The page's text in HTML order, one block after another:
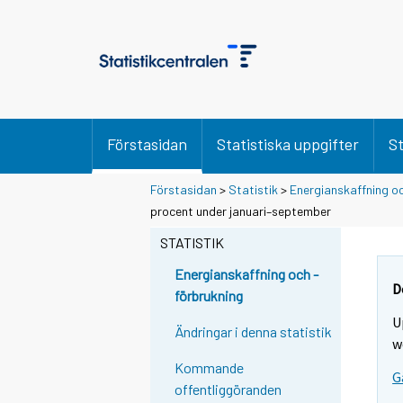
Förstasidan Statistiska uppgifter
Förstasidan > Statistik > Energianskaffning
procent under januari–september
STATISTIK
Energianskaffning och -
förbrukning
Ändringar i denna statistik
Kommande
offentliggöranden
Y
Y